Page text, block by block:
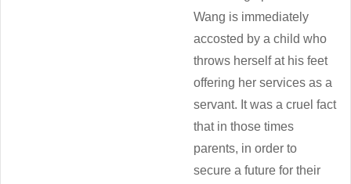
Wang is immediately
accosted by a child who
throws herself at his feet
offering her services as a
servant. It was a cruel fact
that in those times
parents, in order to
secure a future for their